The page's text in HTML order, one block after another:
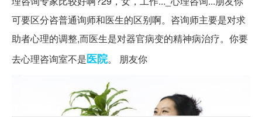
可要区分咨普通询师和医生的区别啊。咨询师主要是对求
助者心理的调整,而医生是对器官病变的精神病治疗。你要
去心理咨询室不是医院。 朋友你